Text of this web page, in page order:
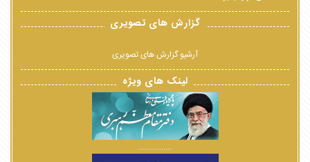
گزارش های تصویری
آرشیو گزارش های تصویری
لینک های ویژه
................